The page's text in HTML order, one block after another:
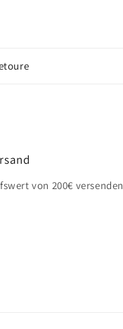
von 200€